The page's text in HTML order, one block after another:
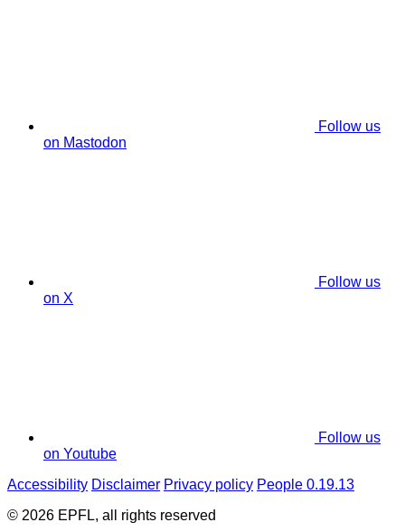
Follow us
on Mastodon
Follow us
on X
Follow us
on Youtube
Accessibility Disclaimer Privacy policy People 0.19.13
© 2026 EPFL, all rights reserved